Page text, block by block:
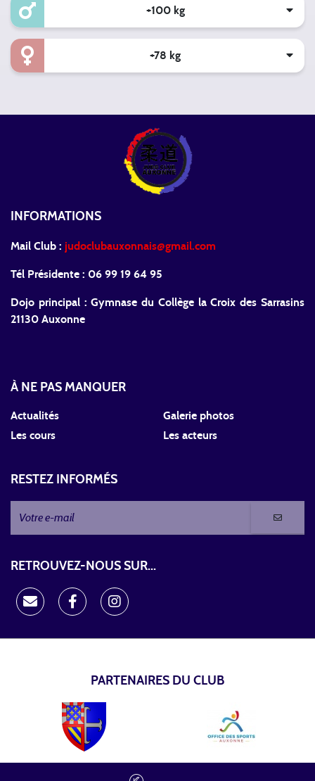
+100 kg
+78 kg
INFORMATIONS
Mail Club : judoclubauxonnais@gmail.com
Tél Présidente : 06 99 19 64 95
Dojo principal : Gymnase du Collège la Croix des Sarrasins
21130 Auxonne
À NE PAS MANQUER
Actualités
Les cours
Galerie photos
Les acteurs
RESTEZ INFORMÉS
RETROUVEZ-NOUS SUR...
PARTENAIRES DU CLUB